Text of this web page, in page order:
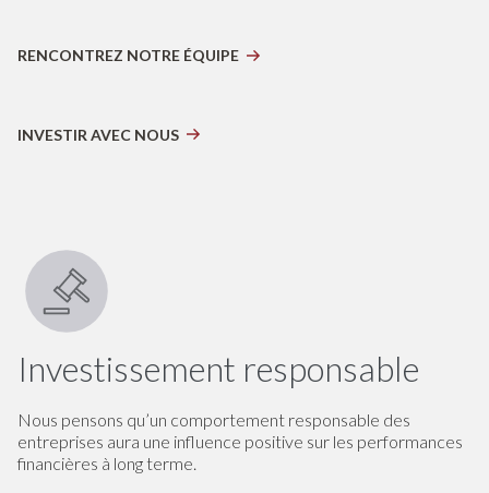
RENCONTREZ NOTRE ÉQUIPE
INVESTIR AVEC NOUS
Investissement responsable
Nous pensons qu’un comportement responsable des
entreprises aura une influence positive sur les performances
financières à long terme.